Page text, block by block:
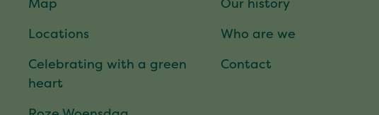
Map
Locations
Celebrating with a green
heart
Our history
Who are we
Contact